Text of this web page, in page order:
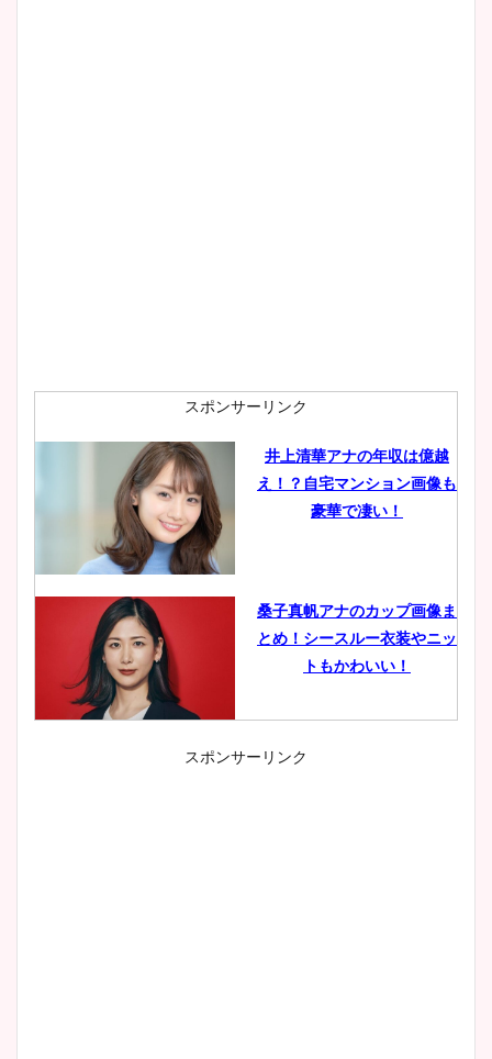
スポンサーリンク
井上清華アナの年収は億越
え！？自宅マンション画像も
豪華で凄い！
桑子真帆アナのカップ画像ま
とめ！シースルー衣装やニッ
トもかわいい！
小室瑛莉子のカップ画像まと
スポンサーリンク